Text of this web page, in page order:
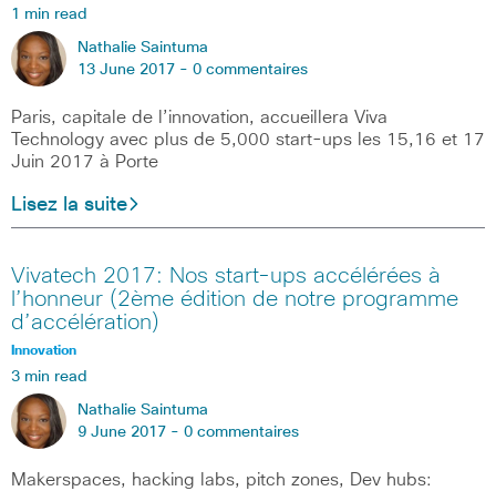
1 min read
Nathalie Saintuma
13 June 2017 - 0 commentaires
Paris, capitale de l’innovation, accueillera Viva
Technology avec plus de 5,000 start-ups les 15,16 et 17
Juin 2017 à Porte
Lisez la suite
Vivatech 2017: Nos start-ups accélérées à
l’honneur (2ème édition de notre programme
d’accélération)
Innovation
3 min read
Nathalie Saintuma
9 June 2017 - 0 commentaires
Makerspaces, hacking labs, pitch zones, Dev hubs: